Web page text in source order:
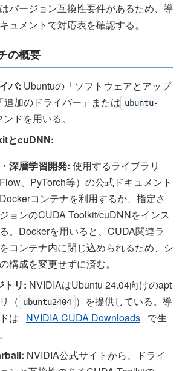
バージョン互換性要件があるため、導
ュメントで対応表を確認する。
の概要
バ: Ubuntuの「ソフトウェアとアップ
加のドライバー」または ubuntu-
ンドを用いる。
とcuDNN:
深層学習開発: 使用するライブラリ
、PyTorch等）の公式ドキュメント
コンテナを利用するか、指定さ
ョンのCUDA Toolkit/cuDNNをインス
。Dockerを用いると、CUDA関連ラ
コンテナ内に閉じ込められるため、シ
構成を変更せずに済む。
トリ: NVIDIAはUbuntu 24.04向けのapt
（
ubuntu2404 ）を提供している。導
は
NVIDIA CUDA Downloads で生
NVIDIA公式サイトから、ドライ